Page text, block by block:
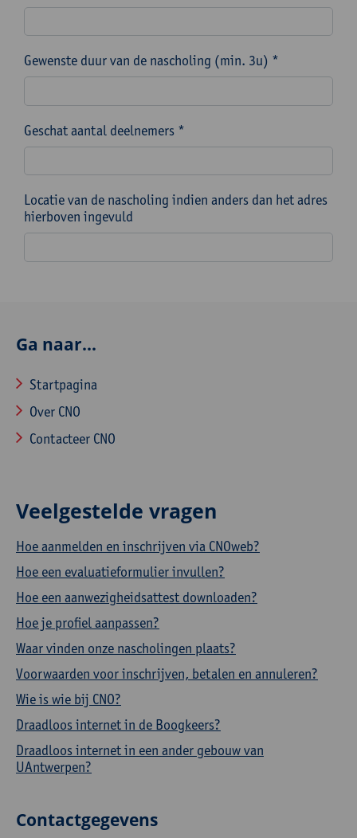
Gewenste duur van de nascholing (min. 3u) *
Geschat aantal deelnemers *
Locatie van de nascholing indien anders dan het adres
hierboven ingevuld
Ga naar...
Startpagina
Over CNO
Contacteer CNO
Veelgestelde vragen
Hoe aanmelden en inschrijven via CNOweb?
Hoe een evaluatieformulier invullen?
Hoe een aanwezigheidsattest downloaden?
Hoe je profiel aanpassen?
Waar vinden onze nascholingen plaats?
Voorwaarden voor inschrijven, betalen en annuleren?
Wie is wie bij CNO?
Draadloos internet in de Boogkeers?
Draadloos internet in een ander gebouw van
UAntwerpen?
Contactgegevens